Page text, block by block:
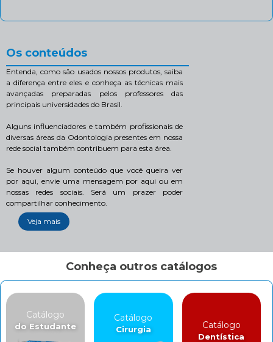
Os conteúdos
Entenda, como são usados nossos produtos, saiba
a diferença entre eles e conheça as técnicas mais
avançadas preparadas pelos professores das
principais universidades do Brasil.
Alguns influenciadores e também profissionais de
diversas áreas da Odontologia presentes em nossa
rede social também contribuem para esta área.
Se houver algum conteúdo que você queira ver
por aqui, envie uma mensagem por aqui ou em
nossas redes sociais. Será um prazer poder
compartilhar conhecimento.
Veja mais
Conheça outros catálogos
Catálogo
do Estudante
Catálogo
Cirurgia Catálogo
Dentística